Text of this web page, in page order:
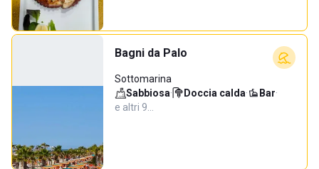
Bagni da Palo
Sottomarina
Sabbiosa· Doccia calda· Bar·
e altri 9…